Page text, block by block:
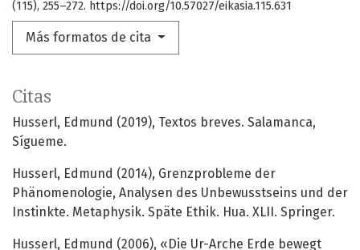
(115), 255–272. https://doi.org/10.57027/eikasia.115.631
Más formatos de cita
Citas
Husserl, Edmund (2019), Textos breves. Salamanca,
Sígueme.
Husserl, Edmund (2014), Grenzprobleme der
Phänomenologie, Analysen des Unbewusstseins und der
Instinkte. Metaphysik. Späte Ethik. Hua. XLII. Springer.
Husserl, Edmund (2006), «Die Ur-Arche Erde bewegt